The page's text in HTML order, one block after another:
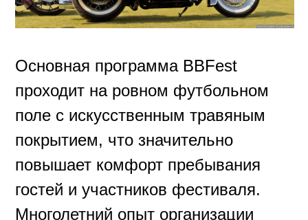
Среди участников фестиваля:
Lee Rocker,
The Rockets,
Supercharger,
Mad Sin,
Join Trip,
Монгол Шуудан,
Nitrogods,
и другие известные исполнители.